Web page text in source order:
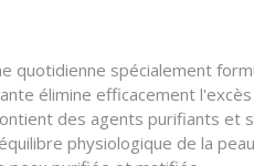
quotidienne spécialement
élimine efficacement
des agents purifiants et
physiologique de la